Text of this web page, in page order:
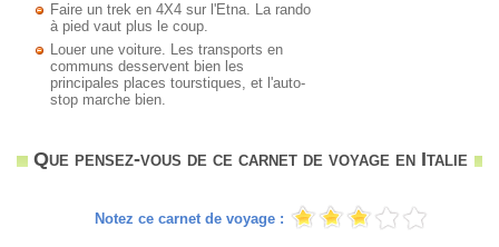
Faire un trek en 4X4 sur l'Etna. La rando
à pied vaut plus le coup.
Louer une voiture. Les transports en
communs desservent bien les
principales places tourstiques, et l'auto-
stop marche bien.
Que pensez-vous de ce carnet de voyage en Italie
Notez ce carnet de voyage :